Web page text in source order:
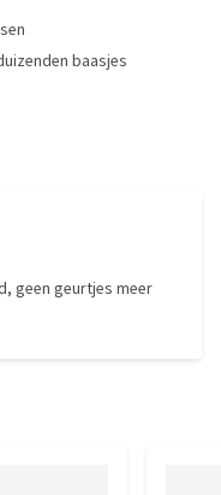
baasjes
geen geurtjes meer